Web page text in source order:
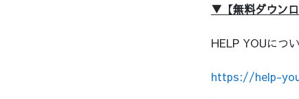
▼【無料ダウン
HELP YOUにつ
https://help-